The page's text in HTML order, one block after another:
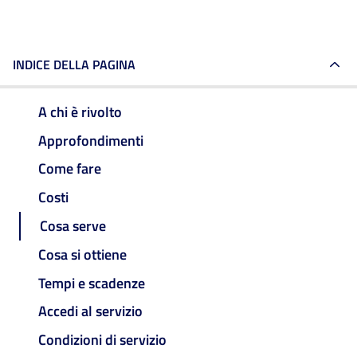
INDICE DELLA PAGINA
A chi è rivolto
Approfondimenti
Come fare
Costi
Cosa serve
Cosa si ottiene
Tempi e scadenze
Accedi al servizio
Condizioni di servizio